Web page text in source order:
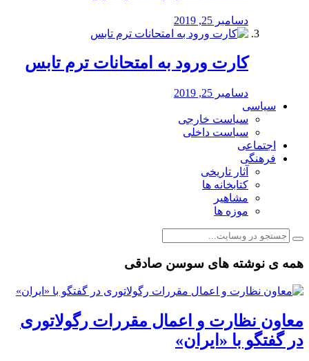
دسامبر 25, 2019
کارت ورود به امتحانات ترم تابس
دسامبر 25, 2019
سیاسی
سیاست خارجی
سیاست داخلی
اجتماعی
فرهنگی
آثار تاریخی
کتابخانه ها
مشاهیر
موزه ها
همه ی نوشته های سوسن صادقی
معاون نظارت و اعمال مقررات رگولاتوری
در گفتگو با «ایران»